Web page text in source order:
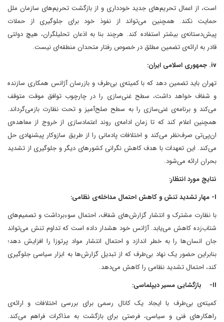
است، از اعمال تحریم‌های جدید خودداری و از بازگشت تحریم‌های سازمان ملل
حمایت نکند. همچنین می‌تواند از نفوذ خود برای جلوگیری از حملات
پیش‌دستانه‌ی بیشتر استفاده کند. هرچند بنا به اذعان تحلیلگران، هیچ دولتی
قادر به ارائه‌ی تضمین مطلق در خصوص رفتار متحدان منطقه‌ای نیست.
iv. جمهوری اسلامی ایران:
تهران باید تضمین دهد که با کمیته‌ی بی‌طرف و بازرسان آژانس همکاری سازنده
و شفاف خواهد داشت، سطح غنی‌سازی را در چارچوب توافق موقت متوقف
می‌کند و برنامه‌ی غنی‌سازی را به سطح صلح‌آمیز و تحت نظارت بازمی‌گرداند.
همچنین اعلام کند که تا زمان ادامه‌ی روند اعتمادسازی از خروج از معاهده‌ی
ان‌پی‌تی صرف‌نظر می‌کند و اختلافات پادمانی را از طریق سازوکار پیشنهادی حل
می‌کند. این تعهدات با هدف کاهش نگرانی کشورهای دیگر و جلوگیری از تشدید
بحران ارائه می‌شود.
نتایج مورد انتظار:
I- مهار تشدید تنش و کاهش احتمال مداخله‌ی نظامی:
با نظارت مشترک و انتشار گزارش‌های شفاف، احتمال سوءبرداشت و تصمیم‌های
شتاب‌زده کاهش می‌یابد. آژانس خود هشدار داده است که تداوم تنش می‌تواند
جان انسان‌ها را به خطر اندازد و احتمال انتشار مواد پرتوزا را افزایش دهد؛
بنابراین حضور یک نهاد بی‌طرف که از تبدیل گزارش‌ها به ابزار سیاسی جلوگیری
کند، احتمال تشدید نظامی را کاهش می‌دهد.
II- بازگشایی مسیر دیپلماسی:
کمیته‌ی بی‌طرف با ایجاد یک کانال رسمی برای بررسی اختلافات و ارائه‌ی
راهکارهای فنی و سیاسی، فرصتی برای بازگشت به مذاکرات فراهم می‌کند.